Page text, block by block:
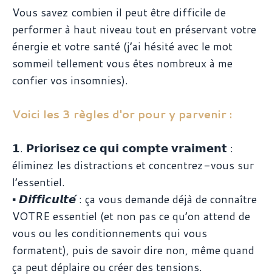
Vous savez combien il peut être difficile de
performer à haut niveau tout en préservant votre
énergie et votre santé (j’ai hésité avec le mot
sommeil tellement vous êtes nombreux à me
confier vos insomnies).
Voici les 3 règles d'or pour y parvenir :
𝟭. 𝗣𝗿𝗶𝗼𝗿𝗶𝘀𝗲𝘇 𝗰𝗲 𝗾𝘂𝗶 𝗰𝗼𝗺𝗽𝘁𝗲 𝘃𝗿𝗮𝗶𝗺𝗲𝗻𝘁 :
éliminez les distractions et concentrez-vous sur
l’essentiel.
▪️ 𝘿𝙞𝙛𝙛𝙞𝙘𝙪𝙡𝙩𝙚́ : ça vous demande déjà de connaître
VOTRE essentiel (et non pas ce qu’on attend de
vous ou les conditionnements qui vous
formatent), puis de savoir dire non, même quand
ça peut déplaire ou créer des tensions.